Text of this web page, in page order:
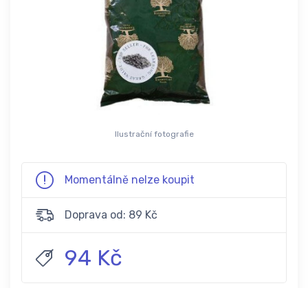
Ilustrační fotografie
Momentálně nelze koupit
Doprava od: 89 Kč
94 Kč